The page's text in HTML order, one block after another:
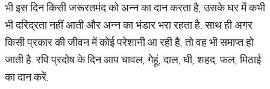
भी इस दिन किसी जरूरतमंद को अन्न का दान करता है, उसके घर में कभी
भी दरिद्रता नहीं आती और अन्न का भंडार भरा रहता है. साथ ही अगर
किसी प्रकार की जीवन में कोई परेशानी आ रही है, तो वह भी समाप्त हो
जाती है. रवि प्रदोष के दिन आप चावल, गेहूं, दाल, घी, शहद, फल, मिठाई
का दान करें.